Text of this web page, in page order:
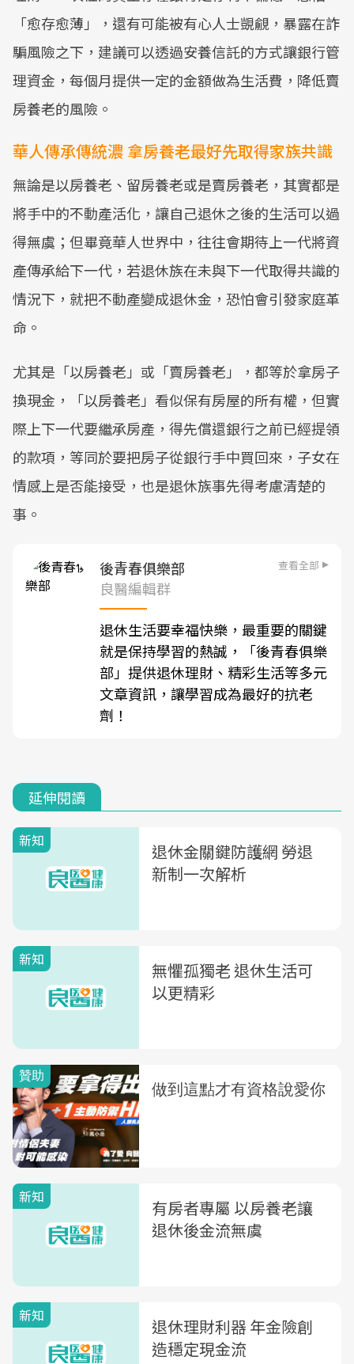
「愈存愈薄」，還有可能被有心人士覬覦，暴露在詐
騙風險之下，建議可以透過安養信託的方式讓銀行管
理資金，每個月提供一定的金額做為生活費，降低賣
房養老的風險。
華人傳承傳統濃 拿房養老最好先取得家族共識
無論是以房養老、留房養老或是賣房養老，其實都是
將手中的不動產活化，讓自己退休之後的生活可以過
得無虞；但畢竟華人世界中，往往會期待上一代將資
產傳承給下一代，若退休族在未與下一代取得共識的
情況下，就把不動產變成退休金，恐怕會引發家庭革
命。
尤其是「以房養老」或「賣房養老」，都等於拿房子
換現金，「以房養老」看似保有房屋的所有權，但實
際上下一代要繼承房產，得先償還銀行之前已經提領
的款項，等同於要把房子從銀行手中買回來，子女在
情感上是否能接受，也是退休族事先得考慮清楚的
事。
後青春俱樂部 查看全部
良醫編輯群
退休生活要幸福快樂，最重要的關鍵
就是保持學習的熱誠，「後青春俱樂
部」提供退休理財、精彩生活等多元
文章資訊，讓學習成為最好的抗老
劑！
延伸閱讀
新知
退休金關鍵防護網 勞退
新制一次解析
新知
無懼孤獨老 退休生活可
以更精彩
新知
有房者專屬 以房養老讓
退休後金流無虞
新知
退休理財利器 年金險創
造穩定現金流